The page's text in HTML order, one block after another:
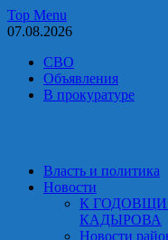
Skip
to
Top Menu
07.08.2026
СВО
Объявления
В прокуратуре
Власть и политика
Новости
К
КАДЫРОВА
Новости